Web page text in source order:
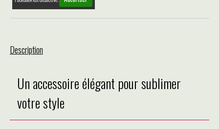
Description
Un accessoire élégant pour sublimer
votre style